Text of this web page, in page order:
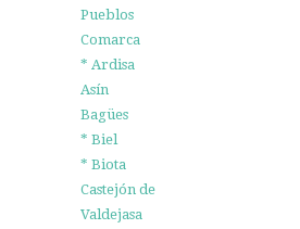
Pueblos
Comarca
* Ardisa
Asín
Bagües
* Biel
* Biota
Castejón de
Valdejasa